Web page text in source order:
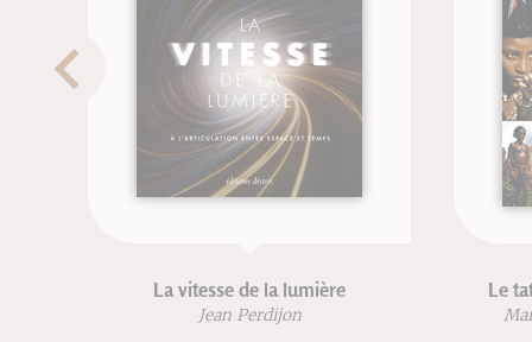
La vitesse de la lumière
Jean Perdijon
Le